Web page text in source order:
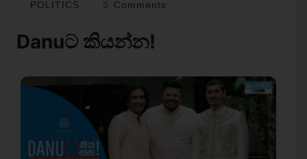
POLITICS 0 Comments